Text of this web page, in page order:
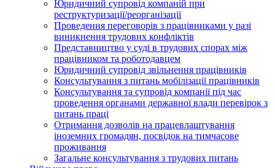
Юридичний супровід компаній при
реструктуризації/реорганізації
Проведення переговорів з працівниками у разі
виникнення трудових конфліктів
Представництво у суді в трудових спорах між
працівником та роботодавцем
Юридичний супровід звільнення працівників
Консультування з питань мобілізації працівників
Консультування та супровід компанії під час
проведення органами державної влади перевірок з
питань праці
Отримання дозволів на працевлаштування
іноземних громадян, посвідок на тимчасове
проживання
Загальне консультування з трудових питань